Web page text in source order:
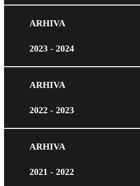
ARHIVA
2023 - 2024
ARHIVA
2022 - 2023
ARHIVA
2021 - 2022